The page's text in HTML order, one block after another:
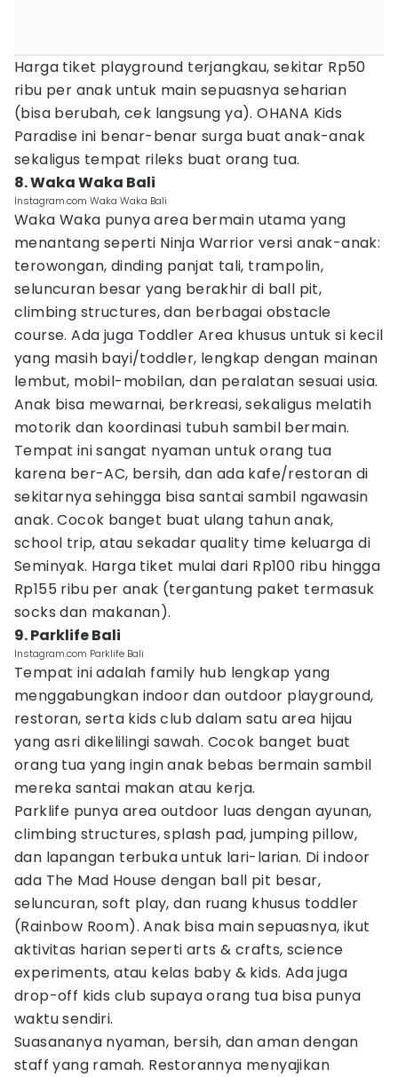
Harga tiket playground terjangkau, sekitar Rp50
ribu per anak untuk main sepuasnya seharian
(bisa berubah, cek langsung ya). OHANA Kids
Paradise ini benar-benar surga buat anak-anak
sekaligus tempat rileks buat orang tua.
8. Waka Waka Bali
Instagram.com Waka Waka Bali
Waka Waka punya area bermain utama yang
menantang seperti Ninja Warrior versi anak-anak:
terowongan, dinding panjat tali, trampolin,
seluncuran besar yang berakhir di ball pit,
climbing structures, dan berbagai obstacle
course. Ada juga Toddler Area khusus untuk si kecil
yang masih bayi/toddler, lengkap dengan mainan
lembut, mobil-mobilan, dan peralatan sesuai usia.
Anak bisa mewarnai, berkreasi, sekaligus melatih
motorik dan koordinasi tubuh sambil bermain.
Tempat ini sangat nyaman untuk orang tua
karena ber-AC, bersih, dan ada kafe/restoran di
sekitarnya sehingga bisa santai sambil ngawasin
anak. Cocok banget buat ulang tahun anak,
school trip, atau sekadar quality time keluarga di
Seminyak. Harga tiket mulai dari Rp100 ribu hingga
Rp155 ribu per anak (tergantung paket termasuk
socks dan makanan).
9. Parklife Bali
Instagram.com Parklife Bali
Tempat ini adalah family hub lengkap yang
menggabungkan indoor dan outdoor playground,
restoran, serta kids club dalam satu area hijau
yang asri dikelilingi sawah. Cocok banget buat
orang tua yang ingin anak bebas bermain sambil
mereka santai makan atau kerja.
Parklife punya area outdoor luas dengan ayunan,
climbing structures, splash pad, jumping pillow,
dan lapangan terbuka untuk lari-larian. Di indoor
ada The Mad House dengan ball pit besar,
seluncuran, soft play, dan ruang khusus toddler
(Rainbow Room). Anak bisa main sepuasnya, ikut
aktivitas harian seperti arts & crafts, science
experiments, atau kelas baby & kids. Ada juga
drop-off kids club supaya orang tua bisa punya
waktu sendiri.
Suasananya nyaman, bersih, dan aman dengan
staff yang ramah. Restorannya menyajikan